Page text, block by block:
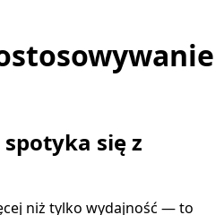
się z
niż tylko wydajność — to